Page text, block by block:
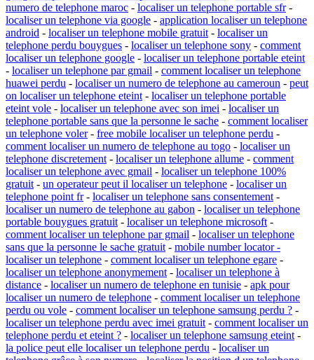
numero de telephone maroc - localiser un telephone portable sfr-
localiser un telephone via google - application localiser un telephone
android - localiser un telephone mobile gratuit - localiser un
telephone perdu bouygues - localiser un telephone sony - comment
localiser un telephone google - localiser un telephone portable eteint
- localiser un telephone par gmail - comment localiser un telephone
huawei perdu - localiser un numero de telephone au cameroun - peut
on localiser un telephone eteint - localiser un telephone portable
eteint vole - localiser un telephone avec son imei - localiser un
telephone portable sans que la personne le sache - comment localiser
un telephone voler- free mobile localiser un telephone perdu -
comment localiser un numero de telephone au togo - localiser un
telephone discretement - localiser un telephone allume - comment
localiser un telephone avec gmail - localiser un telephone 100%
gratuit - un operateur peut il localiser un telephone - localiser un
telephone point fr- localiser un telephone sans consentement -
localiser un numero de telephone au gabon - localiser un telephone
portable bouygues gratuit - localiser un telephone microsoft -
comment localiser un telephone par gmail - localiser un telephone
sans que la personne le sache gratuit - mobile number locator -
localiser un telephone - comment localiser un telephone egare -
localiser un telephone anonymement - localiser un telephone à
distance - localiser un numero de telephone en tunisie - apk pour
localiser un numero de telephone - comment localiser un telephone
perdu ou vole - comment localiser un telephone samsung perdu ? -
localiser un telephone perdu avec imei gratuit - comment localiser un
telephone perdu et eteint ? - localiser un telephone samsung eteint -
la police peut elle localiser un telephone perdu - localiser un